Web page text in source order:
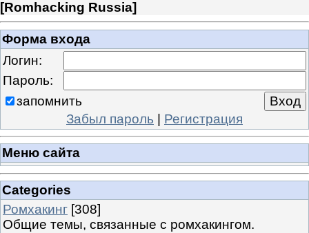
[Romhacking Russia]
Форма входа
Логин:
Пароль:
запомнить
Забыл пароль | Регистрация
Меню сайта
Categories
Ромхакинг [308]
Общие темы, связанные с ромхакингом.